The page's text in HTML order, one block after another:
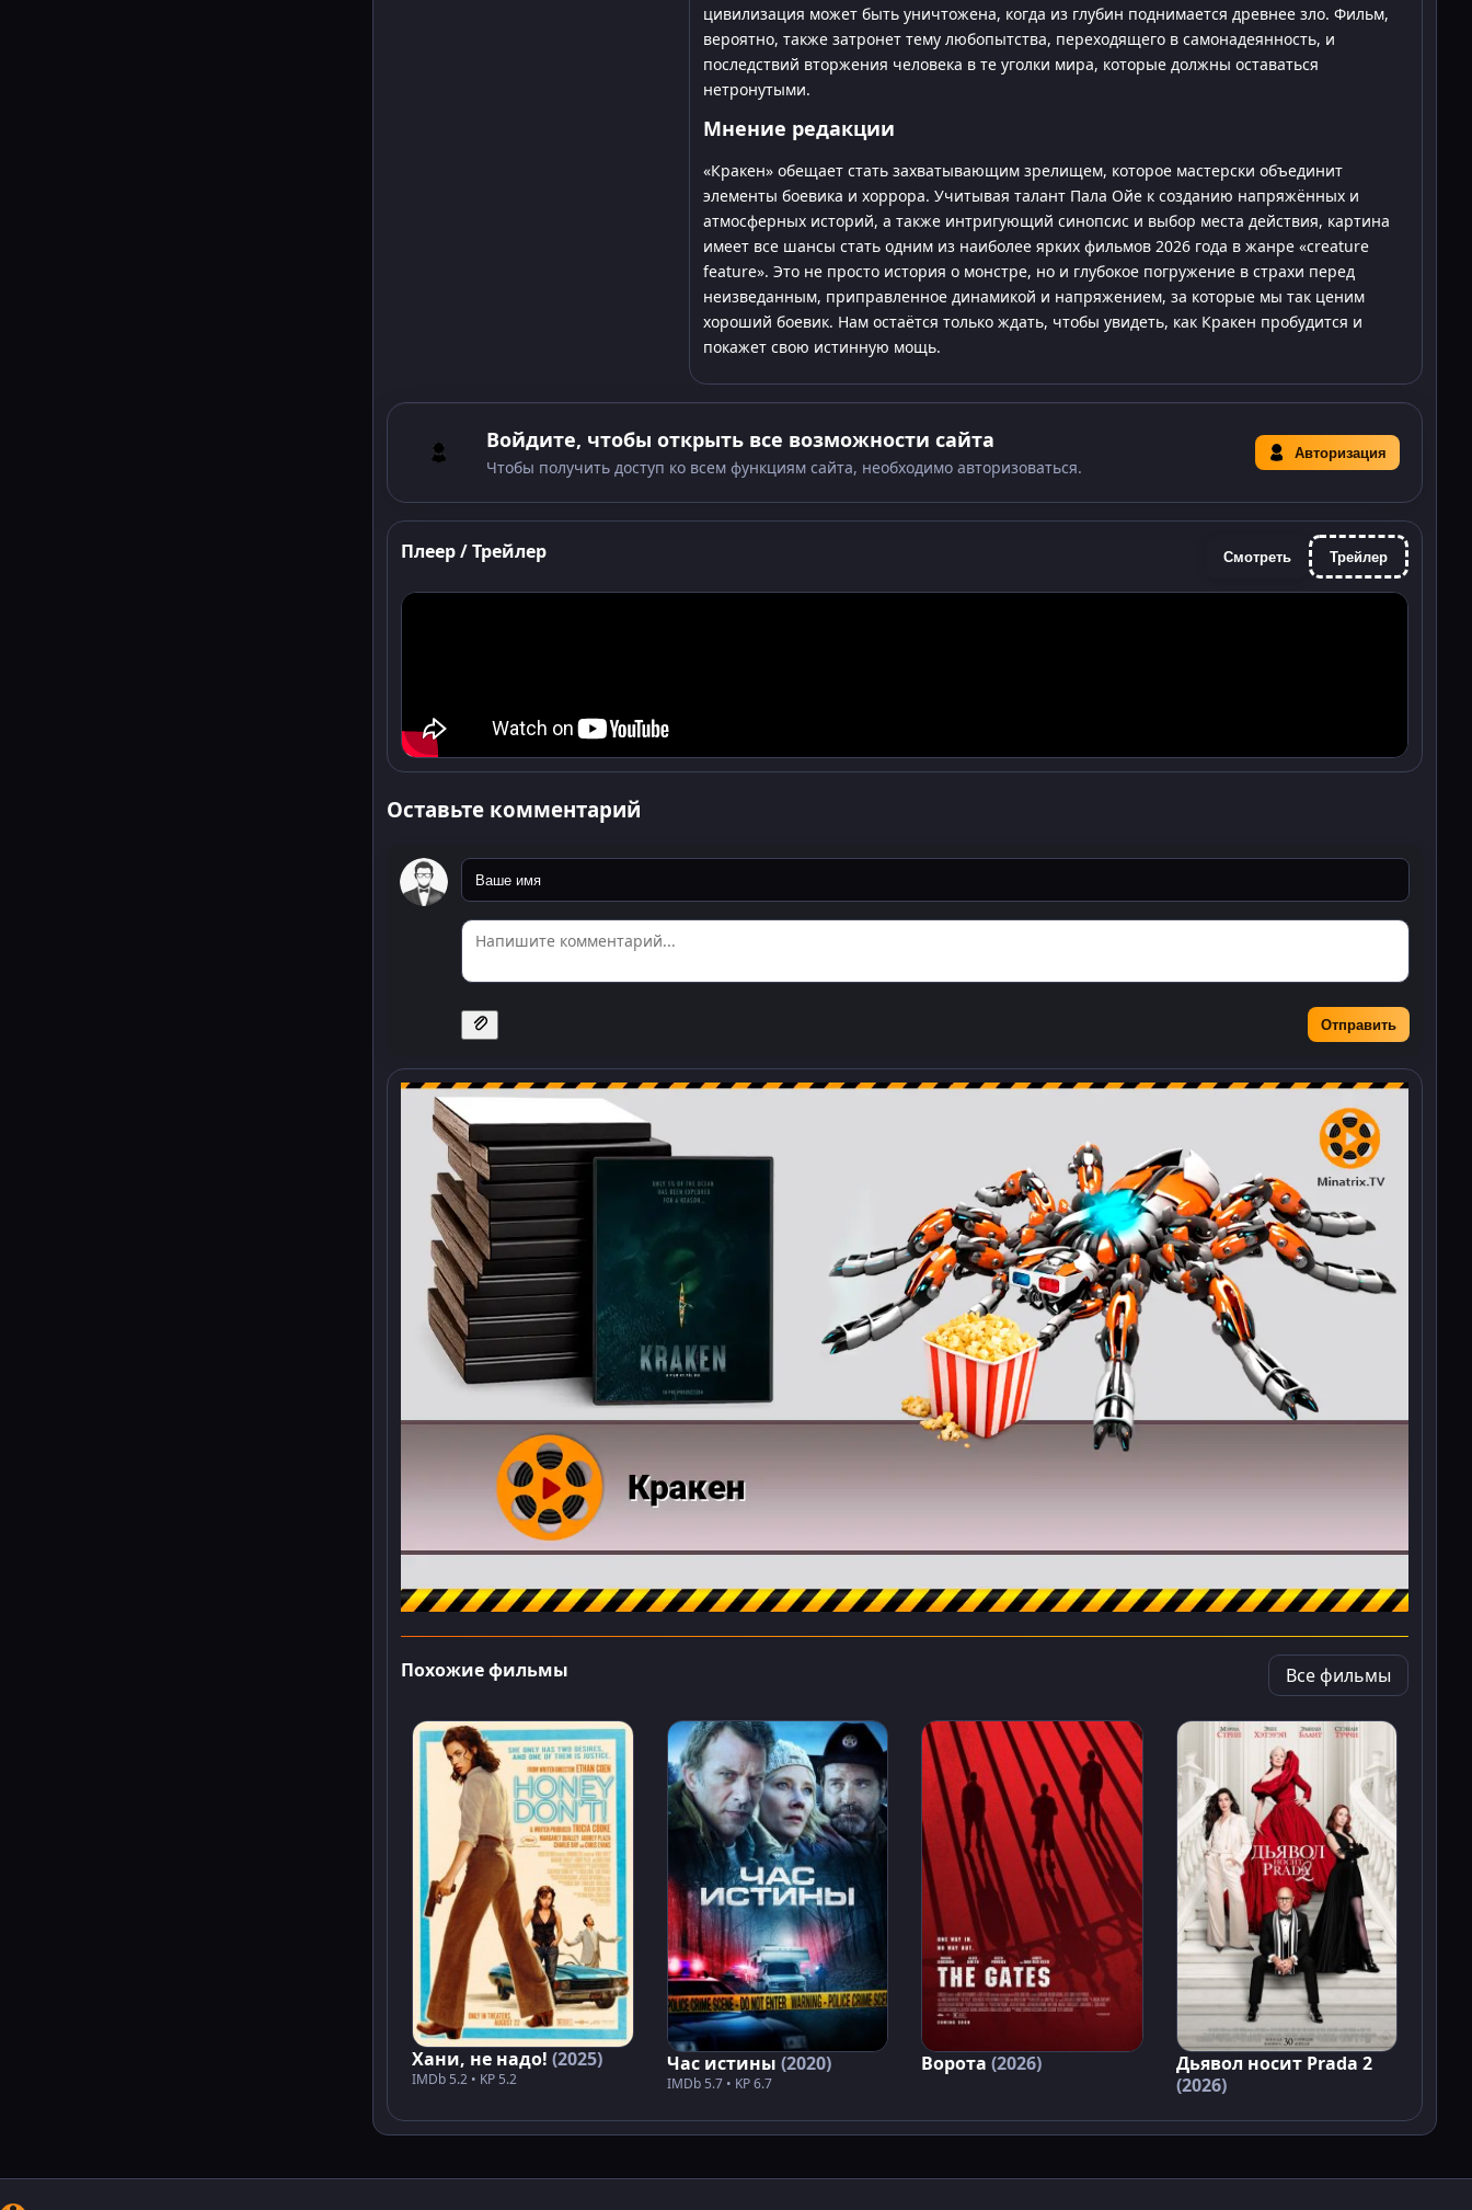
цивилизация может быть уничтожена, когда из глубин поднимается древнее зло. Фильм,
вероятно, также затронет тему любопытства, переходящего в самонадеянность, и
последствий вторжения человека в те уголки мира, которые должны оставаться
нетронутыми.
Мнение редакции
«Кракен» обещает стать захватывающим зрелищем, которое мастерски объединит
элементы боевика и хоррора. Учитывая талант Пала Ойе к созданию напряжённых и
атмосферных историй, а также интригующий синопсис и выбор места действия, картина
имеет все шансы стать одним из наиболее ярких фильмов 2026 года в жанре «creature
feature». Это не просто история о монстре, но и глубокое погружение в страхи перед
неизведанным, приправленное динамикой и напряжением, за которые мы так ценим
хороший боевик. Нам остаётся только ждать, чтобы увидеть, как Кракен пробудится и
покажет свою истинную мощь.
Войдите, чтобы открыть все возможности сайта
Чтобы получить доступ ко всем функциям сайта, необходимо авторизоваться.
Авторизация
Плеер / Трейлер Смотреть Трейлер
Оставьте комментарий
Отправить
Похожие фильмы Все фильмы
Хани, не надо! (2025)
IMDb 5.2 • KP 5.2
Час истины (2020)
IMDb 5.7 • KP 6.7
Ворота (2026)
Дьявол носит Prada 2
(2026)